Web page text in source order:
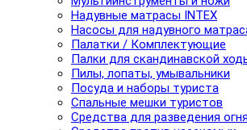
Надувные матрасы INTEX
Насосы для надувного
Палатки / Комплектующие
Палки для скандинавской
Пилы, лопаты, умывальники
Посуда и наборы туриста
Спальные мешки туристов
Средства для разведения огня